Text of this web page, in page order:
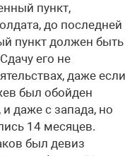
пункт,
до последней
пункт должен быть
его не
даже если
был обойден
даже с запада, но
14 месяцев.
был девиз